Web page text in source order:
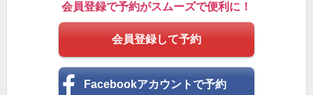
会員登録で予約がスムーズで便利に！
会員登録して予約
Facebookアカウントで予約